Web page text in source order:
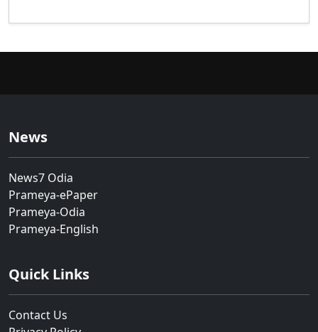
News
News7 Odia
Prameya-ePaper
Prameya-Odia
Prameya-English
Quick Links
Contact Us